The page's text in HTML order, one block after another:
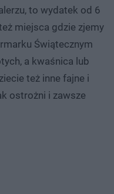
to wydatek od 6
miejsca gdzie zjemy
Świątecznym
a kwaśnica lub
też inne fajne i
ostrożni i zawsze